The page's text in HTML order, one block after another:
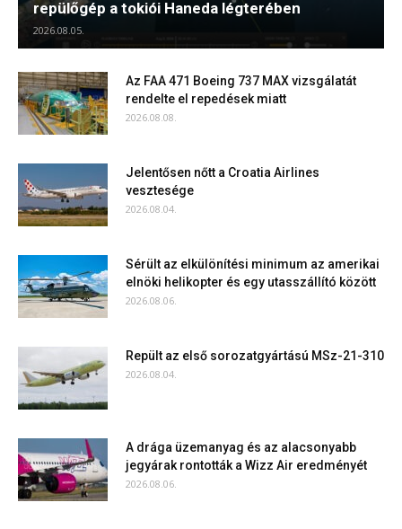
repülőgép a tokiói Haneda légterében
2026.08.05.
Az FAA 471 Boeing 737 MAX vizsgálatát
rendelte el repedések miatt
2026.08.08.
Jelentősen nőtt a Croatia Airlines
vesztesége
2026.08.04.
Sérült az elkülönítési minimum az amerikai
elnöki helikopter és egy utasszállító között
2026.08.06.
Repült az első sorozatgyártású MSz-21-310
2026.08.04.
A drága üzemanyag és az alacsonyabb
jegyárak rontották a Wizz Air eredményét
2026.08.06.